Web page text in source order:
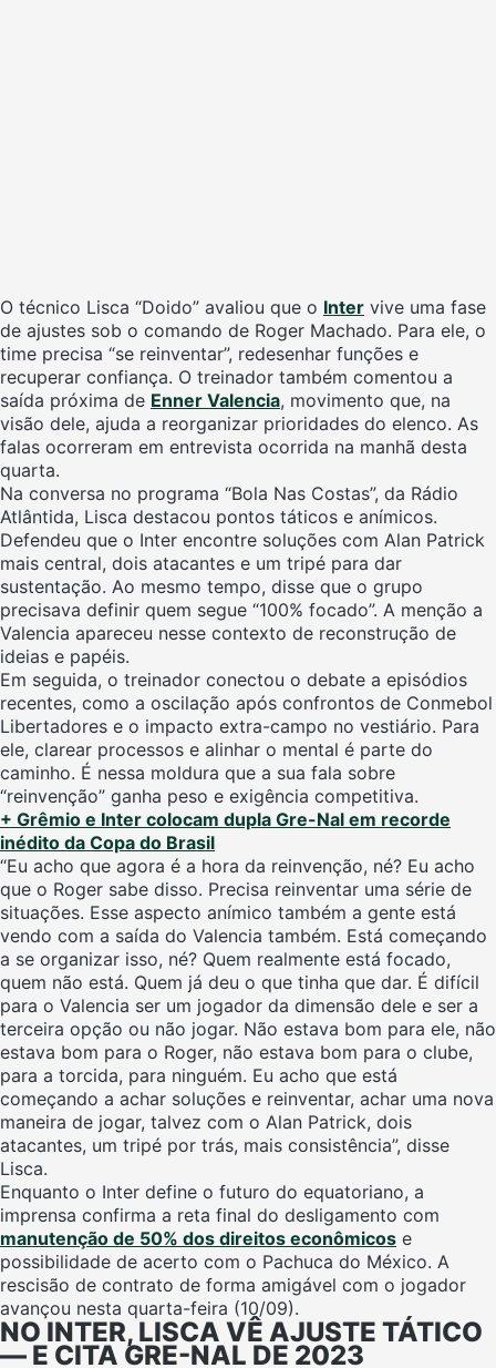
O técnico Lisca “Doido” avaliou que o Inter vive uma fase
de ajustes sob o comando de Roger Machado. Para ele, o
time precisa “se reinventar”, redesenhar funções e
recuperar confiança. O treinador também comentou a
saída próxima de Enner Valencia, movimento que, na
visão dele, ajuda a reorganizar prioridades do elenco. As
falas ocorreram em entrevista ocorrida na manhã desta
quarta.
Na conversa no programa “Bola Nas Costas”, da Rádio
Atlântida, Lisca destacou pontos táticos e anímicos.
Defendeu que o Inter encontre soluções com Alan Patrick
mais central, dois atacantes e um tripé para dar
sustentação. Ao mesmo tempo, disse que o grupo
precisava definir quem segue “100% focado”. A menção a
Valencia apareceu nesse contexto de reconstrução de
ideias e papéis.
Em seguida, o treinador conectou o debate a episódios
recentes, como a oscilação após confrontos de Conmebol
Libertadores e o impacto extra-campo no vestiário. Para
ele, clarear processos e alinhar o mental é parte do
caminho. É nessa moldura que a sua fala sobre
“reinvenção” ganha peso e exigência competitiva.
+ Grêmio e Inter colocam dupla Gre-Nal em recorde
inédito da Copa do Brasil
“Eu acho que agora é a hora da reinvenção, né? Eu acho
que o Roger sabe disso. Precisa reinventar uma série de
situações. Esse aspecto anímico também a gente está
vendo com a saída do Valencia também. Está começando
a se organizar isso, né? Quem realmente está focado,
quem não está. Quem já deu o que tinha que dar. É difícil
para o Valencia ser um jogador da dimensão dele e ser a
terceira opção ou não jogar. Não estava bom para ele, não
estava bom para o Roger, não estava bom para o clube,
para a torcida, para ninguém. Eu acho que está
começando a achar soluções e reinventar, achar uma nova
maneira de jogar, talvez com o Alan Patrick, dois
atacantes, um tripé por trás, mais consistência”, disse
Lisca.
Enquanto o Inter define o futuro do equatoriano, a
imprensa confirma a reta final do desligamento com
manutenção de 50% dos direitos econômicos e
possibilidade de acerto com o Pachuca do México. A
rescisão de contrato de forma amigável com o jogador
avançou nesta quarta-feira (10/09).
NO INTER, LISCA VÊ AJUSTE TÁTICO
— E CITA GRE-NAL DE 2023